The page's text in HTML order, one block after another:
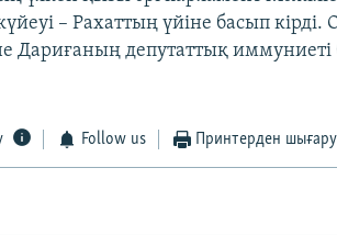
– Рахаттың үйіне басып
Дариғаның депутаттық
Follow us Принтерден шығару